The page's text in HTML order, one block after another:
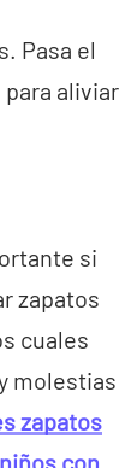
Pasa el
aliviar
si
zapatos
cuales
molestias
zapatos
con